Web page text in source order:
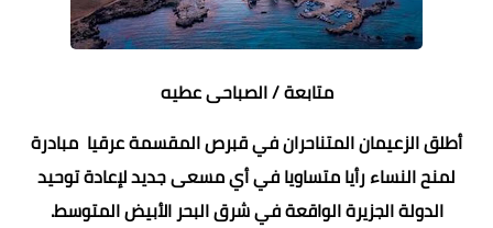
متابعة / الصباحى عطيه
أطلق الزعيمان المتناحران في قبرص المقسمة عرقيا مبادرة
لمنح النساء رأيا متساويا في أي مسعى جديد لإعادة توحيد
الدولة الجزيرة الواقعة في شرق البحر الأبيض المتوسط.